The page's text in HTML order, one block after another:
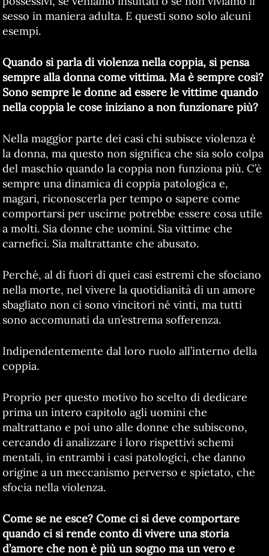
sesso in maniera adulta. E questi sono solo alcuni
esempi.
Quando si parla di violenza nella coppia, si pensa
sempre alla donna come vittima. Ma è sempre così?
Sono sempre le donne ad essere le vittime quando
nella coppia le cose iniziano a non funzionare più?
Nella maggior parte dei casi chi subisce violenza è
la donna, ma questo non significa che sia solo colpa
del maschio quando la coppia non funziona più. C’è
sempre una dinamica di coppia patologica e,
magari, riconoscerla per tempo o sapere come
comportarsi per uscirne potrebbe essere cosa utile
a molti. Sia donne che uomini. Sia vittime che
carnefici. Sia maltrattante che abusato.
Perché, al di fuori di quei casi estremi che sfociano
nella morte, nel vivere la quotidianità di un amore
sbagliato non ci sono vincitori né vinti, ma tutti
sono accomunati da un’estrema sofferenza.
Indipendentemente dal loro ruolo all’interno della
coppia.
Proprio per questo motivo ho scelto di dedicare
prima un intero capitolo agli uomini che
maltrattano e poi uno alle donne che subiscono,
cercando di analizzare i loro rispettivi schemi
mentali, in entrambi i casi patologici, che danno
origine a un meccanismo perverso e spietato, che
sfocia nella violenza.
Come se ne esce? Come ci si deve comportare
quando ci si rende conto di vivere una storia
d’amore che non è più un sogno ma un vero e